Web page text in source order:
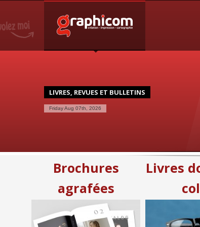
NOTRE SPÉCIALISATION
Notre entreprise familiale est spécialisée dans
graphique, en impression grâce à nos presses
LIVRES, REVUES ET BULLETINS
Friday Aug 07th, 2026
Brochures
agrafées
Livres